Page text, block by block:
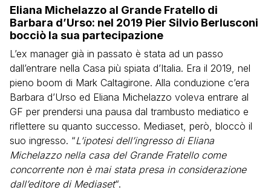
Eliana Michelazzo al Grande Fratello di
Barbara d’Urso: nel 2019 Pier Silvio Berlusconi
bocciò la sua partecipazione
L’ex manager già in passato è stata ad un passo
dall’entrare nella Casa più spiata d’Italia. Era il 2019, nel
pieno boom di Mark Caltagirone. Alla conduzione c’era
Barbara d’Urso ed Eliana Michelazzo voleva entrare al
GF per prendersi una pausa dal trambusto mediatico e
riflettere su quanto successo. Mediaset, però, bloccò il
suo ingresso. “L’ipotesi dell’ingresso di Eliana
Michelazzo nella casa del Grande Fratello come
concorrente non è mai stata presa in considerazione
dall’editore di Mediaset“.